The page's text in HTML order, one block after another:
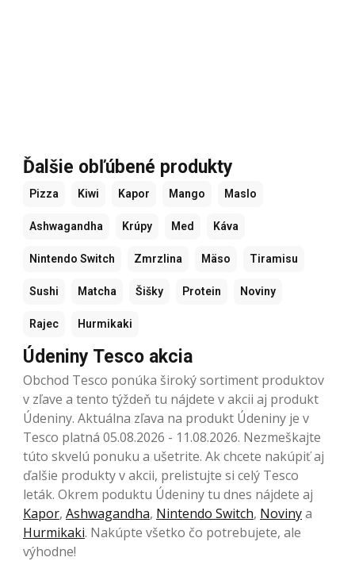
Ďalšie obľúbené produkty
Pizza Kiwi Kapor Mango Maslo
Ashwagandha Krúpy Med Káva
Nintendo Switch Zmrzlina Mäso Tiramisu
Sushi Matcha Šišky Protein Noviny
Rajec Hurmikaki
Údeniny Tesco akcia
Obchod Tesco ponúka široký sortiment produktov
v zľave a tento týždeň tu nájdete v akcii aj produkt
Údeniny. Aktuálna zľava na produkt Údeniny je v
Tesco platná 05.08.2026 - 11.08.2026. Nezmeškajte
túto skvelú ponuku a ušetrite. Ak chcete nakúpiť aj
ďalšie produkty v akcii, prelistujte si celý Tesco
leták. Okrem poduktu Údeniny tu dnes nájdete aj
Kapor, Ashwagandha, Nintendo Switch, Novinya
Hurmikaki. Nakúpte všetko čo potrebujete, ale
výhodne!